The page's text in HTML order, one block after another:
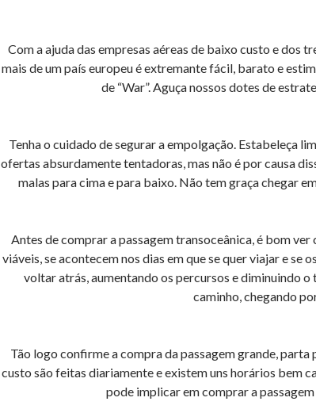
Com a ajuda das empresas aéreas de baixo custo e dos
mais de um país europeu é extremante fácil, barato e
de “War”. Aguça nossos dotes de
Tenha o cuidado de segurar a empolgação. Estabeleça
ofertas absurdamente tentadoras, mas não é por causa
malas para cima e para baixo. Não tem graça chegar
Antes de comprar a passagem transoceânica, é bom
viáveis, se acontecem nos dias em que se quer viajar e se
voltar atrás, aumentando os percursos e diminuindo
caminho, chegando
Tão logo confirme a compra da passagem grande,
custo são feitas diariamente e existem uns horários bem
pode implicar em comprar a